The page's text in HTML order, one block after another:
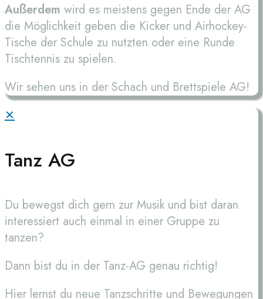
Außerdem wird es meistens gegen Ende der AG
die Möglichkeit geben die Kicker und Airhockey-
Tische der Schule zu nutzten oder eine Runde
Tischtennis zu spielen.
Wir sehen uns in der Schach und Brettspiele AG!
✕
Tanz AG
Du bewegst dich gern zur Musik und bist daran
interessiert auch einmal in einer Gruppe zu
tanzen?
Dann bist du in der Tanz-AG genau richtig!
Hier lernst du neue Tanzschritte und Bewegungen